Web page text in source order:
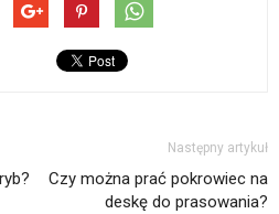
Następny artykuł
Czy można prać pokrowiec na
deskę do prasowania?